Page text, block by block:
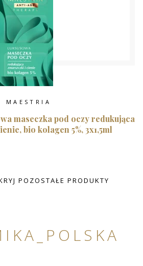
MAESTRIA
maseczka pod oczy redukująca
bio kolagen 5%, 3x1,5ml
POZOSTAŁE PRODUKTY